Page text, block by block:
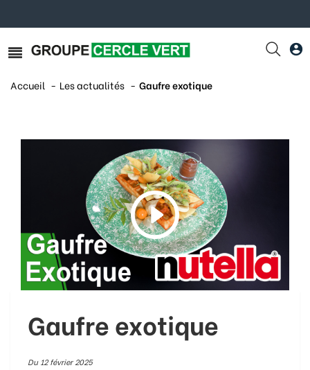
Accueil Les actualités Gaufre exotique
Gaufre exotique
Du 12 février 2025